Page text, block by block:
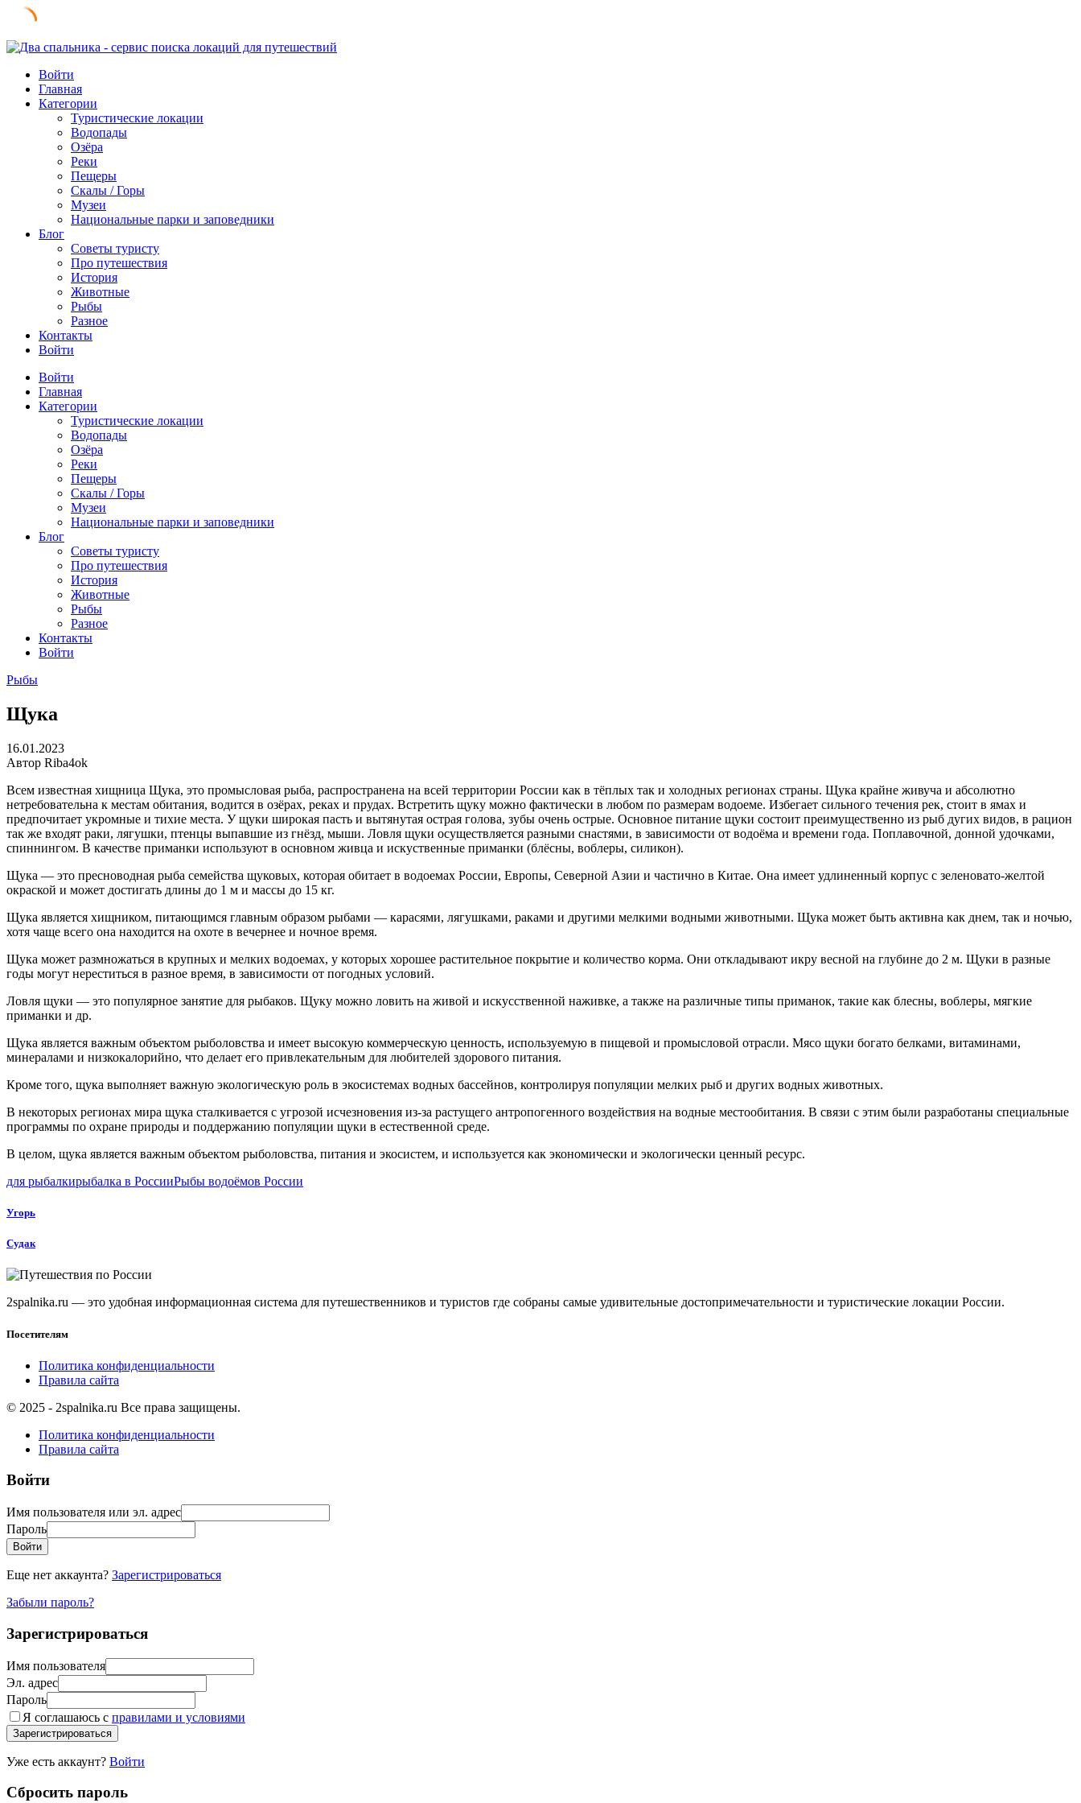
Skip
contentВойти
Главная
Категории
Туристические локации
Водопады
Озёра
Реки
Пещеры
Скалы / Горы
Музеи
Национальные парки и заповедники
Блог
Советы туристу
Про путешествия
История
Животные
Рыбы
Разное
Контакты
Войти
Войти
Главная
Категории
Туристические локации
Водопады
Озёра
Реки
Пещеры
Скалы / Горы
Музеи
Национальные парки и заповедники
Блог
Советы туристу
Про путешествия
История
Животные
Рыбы
Разное
Контакты
Войти
Рыбы
Щука
16.01.2023
Автор Riba4ok
Всем известная хищница Щука, это промысловая рыба, распространена на всей территории России как в тёплых так и холодных регионах страны. Щука крайне живуча и абсолютно
нетребовательна к местам обитания, водится в озёрах, реках и прудах. Встретить щуку можно фактически в любом по размерам водоеме. Избегает сильного течения рек, стоит в ямах и
предпочитает укромные и тихие места. У щуки широкая пасть и вытянутая острая голова, зубы очень острые. Основное питание щуки состоит преимущественно из рыб дугих видов, в рацион
так же входят раки, лягушки, птенцы выпавшие из гнёзд, мыши. Ловля щуки осуществляется разными снастями, в зависимости от водоёма и времени года. Поплавочной, донной удочками,
спиннингом. В качестве приманки используют в основном живца и искуственные приманки (блёсны, воблеры, силикон).
Щука — это пресноводная рыба семейства щуковых, которая обитает в водоемах России, Европы, Северной Азии и частично в Китае. Она имеет удлиненный корпус с зеленовато-желтой
окраской и может достигать длины до 1 м и массы до 15 кг.
Щука является хищником, питающимся главным образом рыбами — карасями, лягушками, раками и другими мелкими водными животными. Щука может быть активна как днем, так и ночью,
хотя чаще всего она находится на охоте в вечернее и ночное время.
Щука может размножаться в крупных и мелких водоемах, у которых хорошее растительное покрытие и количество корма. Они откладывают икру весной на глубине до 2 м. Щуки в разные
годы могут нереститься в разное время, в зависимости от погодных условий.
Ловля щуки — это популярное занятие для рыбаков. Щуку можно ловить на живой и искусственной наживке, а также на различные типы приманок, такие как блесны, воблеры, мягкие
приманки и др.
Щука является важным объектом рыболовства и имеет высокую коммерческую ценность, используемую в пищевой и промысловой отрасли. Мясо щуки богато белками, витаминами,
минералами и низкокалорийно, что делает его привлекательным для любителей здорового питания.
Кроме того, щука выполняет важную экологическую роль в экосистемах водных бассейнов, контролируя популяции мелких рыб и других водных животных.
В некоторых регионах мира щука сталкивается с угрозой исчезновения из-за растущего антропогенного воздействия на водные местообитания. В связи с этим были разработаны специальные
программы по охране природы и поддержанию популяции щуки в естественной среде.
В целом, щука является важным объектом рыболовства, питания и экосистем, и используется как экономически и экологически ценный ресурс.
для рыбалкирыбалка в РоссииРыбы водоёмов России
Угорь
Судак
2spalnika.ru — это удобная информационная система для путешественников и туристов где собраны самые удивительные достопримечательности и туристические локации России.
Посетителям
Политика конфиденциальности
Правила сайта
© 2025 - 2spalnika.ru Все права защищены.
Политика конфиденциальности
Правила сайта
Войти
Имя пользователя или эл. адрес
Пароль
Войти
Еще нет аккаунта? Зарегистрироваться
Забыли пароль?
Зарегистрироваться
Имя пользователя
Эл. адрес
Пароль
Я соглашаюсь с правилами и условиями
Зарегистрироваться
Уже есть аккаунт? Войти
Сбросить пароль